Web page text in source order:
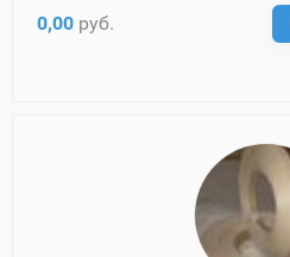
0,00 руб.